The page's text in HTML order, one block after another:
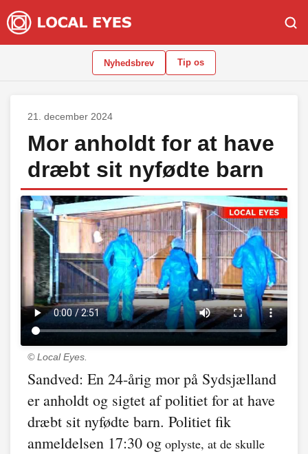
Nyhedsbrev Tip os
21. december 2024
Mor anholdt for at have
dræbt sit nyfødte barn
© Local Eyes.
Sandved: En 24-årig mor på Sydsjælland
er anholdt og sigtet af politiet for at have
dræbt sit nyfødte barn. Politiet fik
anmeldelsen 17:30 og oplyste, at de skulle